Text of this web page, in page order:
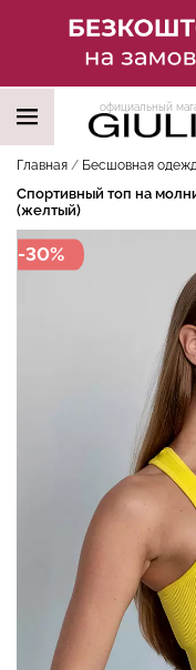
официальный
Главная Бесшовная
Спортивный топ на
(желтый)
-30%
НАШИ ТРЕНДОВЫЕ
Бесшовные
микрофибры
02 (черный) Giulia
552 грн.
789 грн.